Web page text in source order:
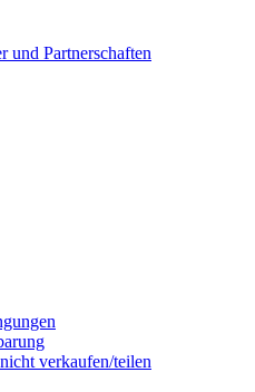
und Partnerschaften
verkaufen/teilen